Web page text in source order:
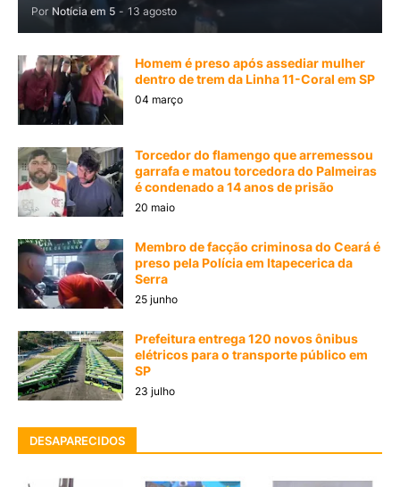
Por Notícia em 5 - 13 agosto
Homem é preso após assediar mulher
dentro de trem da Linha 11-Coral em SP
04 março
Torcedor do flamengo que arremessou
garrafa e matou torcedora do Palmeiras
é condenado a 14 anos de prisão
20 maio
Membro de facção criminosa do Ceará é
preso pela Polícia em Itapecerica da
Serra
25 junho
Prefeitura entrega 120 novos ônibus
elétricos para o transporte público em
SP
23 julho
DESAPARECIDOS